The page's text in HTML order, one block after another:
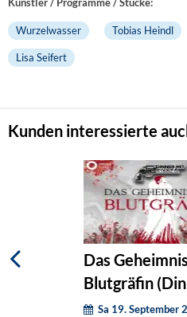
Wurzelwasser Tobias Heindl
Lisa Seifert
Kunden interessierte
Das
Blutgräfin
Killer)
Sa 19. September